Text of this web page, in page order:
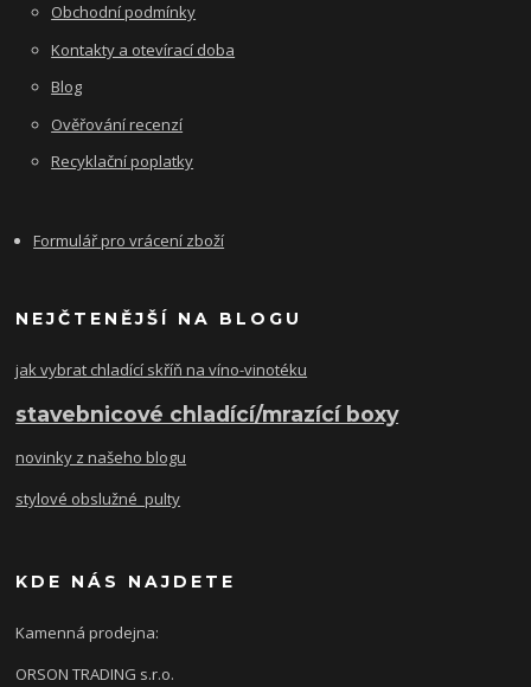
Obchodní podmínky
Kontakty a otevírací doba
Blog
Ověřování recenzí
Recyklační poplatky
Formulář pro vrácení zboží
NEJČTENĚJŠÍ NA BLOGU
jak vybrat chladící skříň na víno-vinotéku
stavebnicové chladící/mrazící boxy
novinky z našeho blogu
stylové obslužné pulty
KDE NÁS NAJDETE
Kamenná prodejna:
ORSON TRADING s.r.o.